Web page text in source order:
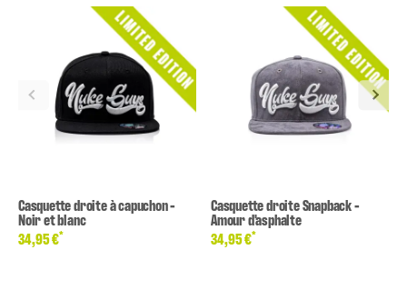
Casquette droite à capuchon -
Noir et blanc
34,95 €*
Casquette droite Snapback -
Amour d'asphalte
34,95 €*